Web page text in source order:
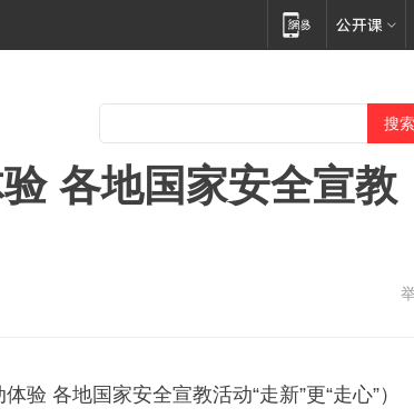
各地国家安全宣教
验 各地国家安全宣教活动“走新”更“走心”）